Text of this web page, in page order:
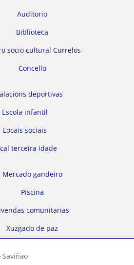
Auditorio
Biblioteca
socio cultural Currelos
Concello
deportivas
Escola infantil
Locais sociais
terceira idade
Mercado gandeiro
Piscina
comunitarias
Xuzgado de paz